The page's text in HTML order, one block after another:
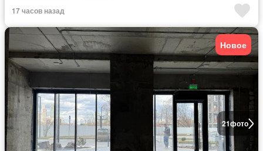
17 часов назад
21фото
Новое